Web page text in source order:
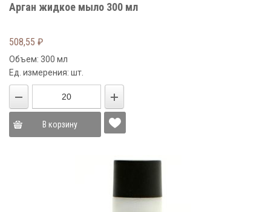
Арган жидкое мыло 300 мл
508,55 ₽
Объем: 300 мл
Ед. измерения: шт.
В корзину